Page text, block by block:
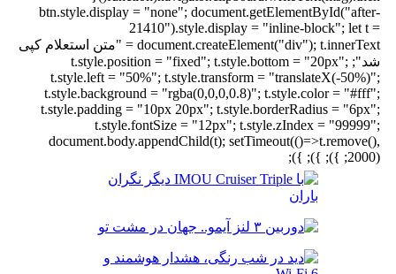
btn.style.display = "none"; document.getElementById("after-
21410").style.display = "inline-block"; let t =
document.createElement("div"); t.innerText = "متن استعلام کپی
شد"; t.style.position = "fixed"; t.style.bottom = "20px";
t.style.left = "50%"; t.style.transform = "translateX(-50%)";
t.style.background = "rgba(0,0,0,0.8)"; t.style.color = "#fff";
t.style.padding = "10px 20px"; t.style.borderRadius = "6px";
t.style.fontSize = "12px"; t.style.zIndex = "99999";
document.body.appendChild(t); setTimeout(()=>t.remove(),
2000); }); }); });